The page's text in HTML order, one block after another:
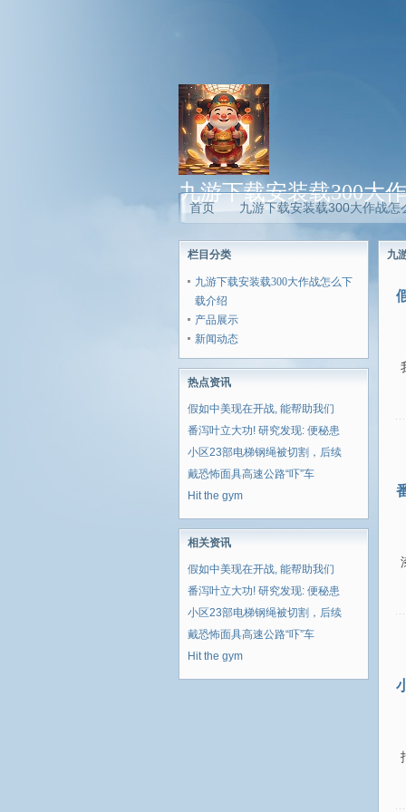
九游下载安装载300大
首页 九游下载安装载300大作战怎
栏目分类
九游下载安装载300大作战怎么下
载介绍
产品展示
新闻动态
热点资讯
假如中美现在开战, 能帮助我们
番泻叶立大功! 研究发现: 便秘患
小区23部电梯钢绳被切割，后续
戴恐怖面具高速公路“吓”车
Hit the gym
相关资讯
假如中美现在开战, 能帮助我们
番泻叶立大功! 研究发现: 便秘患
小区23部电梯钢绳被切割，后续
戴恐怖面具高速公路“吓”车
Hit the gym
九